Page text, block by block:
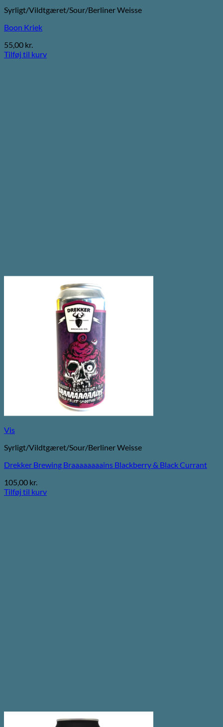
Syrligt/Vildtgæret/Sour/Berliner Weisse
Boon Kriek
55,00 kr.
Tilføj til kurv
Vis
Syrligt/Vildtgæret/Sour/Berliner Weisse
Drekker Brewing Braaaaaaaains Blackberry & Black Currant
105,00 kr.
Tilføj til kurv